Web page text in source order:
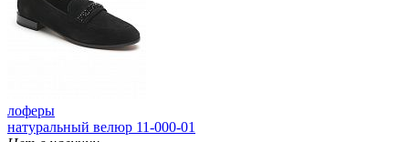
лоферы
натуральный велюр 11-000-01